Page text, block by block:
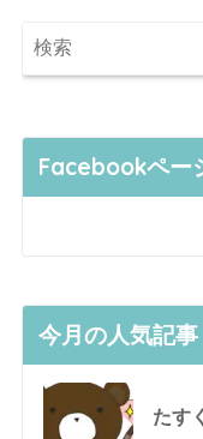
Facebookペー
今月の人気記事
たす